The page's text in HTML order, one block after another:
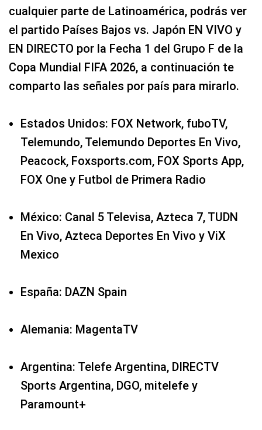
cualquier parte de Latinoamérica, podrás ver
el partido Países Bajos vs. Japón EN VIVO y
EN DIRECTO por la Fecha 1 del Grupo F de la
Copa Mundial FIFA 2026, a continuación te
comparto las señales por país para mirarlo.
Estados Unidos: FOX Network, fuboTV,
Telemundo, Telemundo Deportes En Vivo,
Peacock, Foxsports.com, FOX Sports App,
FOX One y Futbol de Primera Radio
México: Canal 5 Televisa, Azteca 7, TUDN
En Vivo, Azteca Deportes En Vivo y ViX
Mexico
España: DAZN Spain
Alemania: MagentaTV
Argentina: Telefe Argentina, DIRECTV
Sports Argentina, DGO, mitelefe y
Paramount+